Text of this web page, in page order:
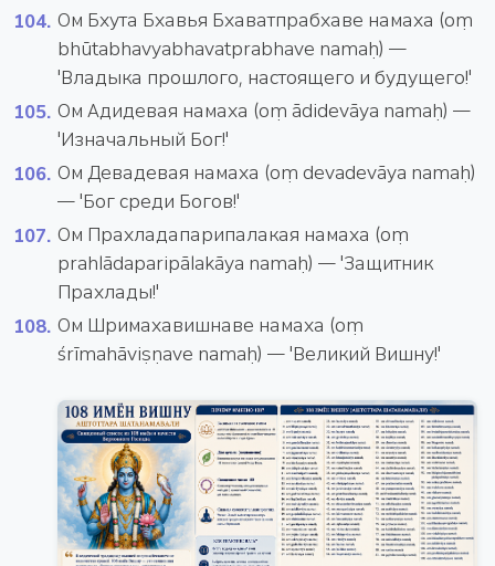
Ом Бхута Бхавья Бхаватпрабхаве намаха (oṃ
bhūtabhavyabhavatprabhave namaḥ) —
'Владыка прошлого, настоящего и будущего!'
Ом Адидевая намаха (oṃ ādidevāya namaḥ) —
'Изначальный Бог!'
Ом Девадевая намаха (oṃ devadevāya namaḥ)
— 'Бог среди Богов!'
Ом Прахладапарипалакая намаха (oṃ
prahlādaparipālakāya namaḥ) — 'Защитник
Прахлады!'
Ом Шримахавишнаве намаха (oṃ
śrīmahāviṣṇave namaḥ) — 'Великий Вишну!'